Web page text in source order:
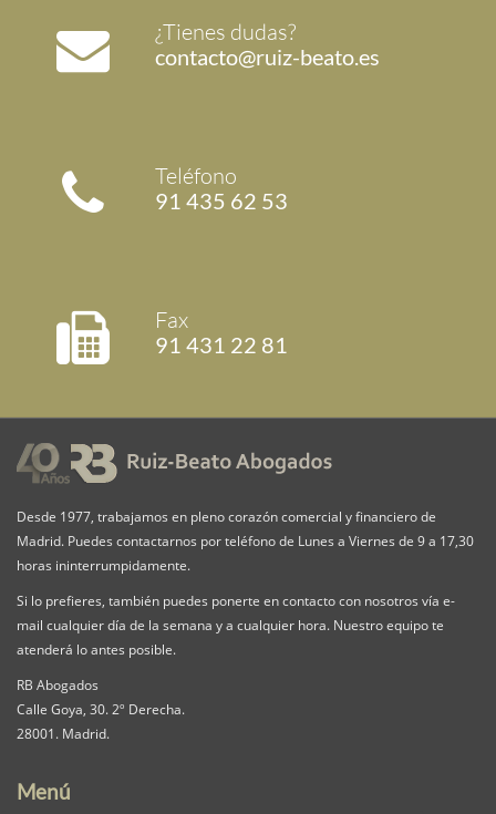
¿Tienes dudas?
contacto@ruiz-beato.es
Teléfono
91 435 62 53
Fax
91 431 22 81
Desde 1977, trabajamos en pleno corazón comercial y financiero de
Madrid. Puedes contactarnos por teléfono de Lunes a Viernes de 9 a 17,30
horas ininterrumpidamente.
Si lo prefieres, también puedes ponerte en contacto con nosotros vía e-
mail cualquier día de la semana y a cualquier hora. Nuestro equipo te
atenderá lo antes posible.
RB Abogados
Calle Goya, 30. 2º Derecha.
28001. Madrid.
Menú